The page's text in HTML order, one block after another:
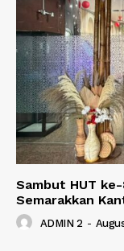
Sambut HUT
Semarakkan
ADMIN 2 -